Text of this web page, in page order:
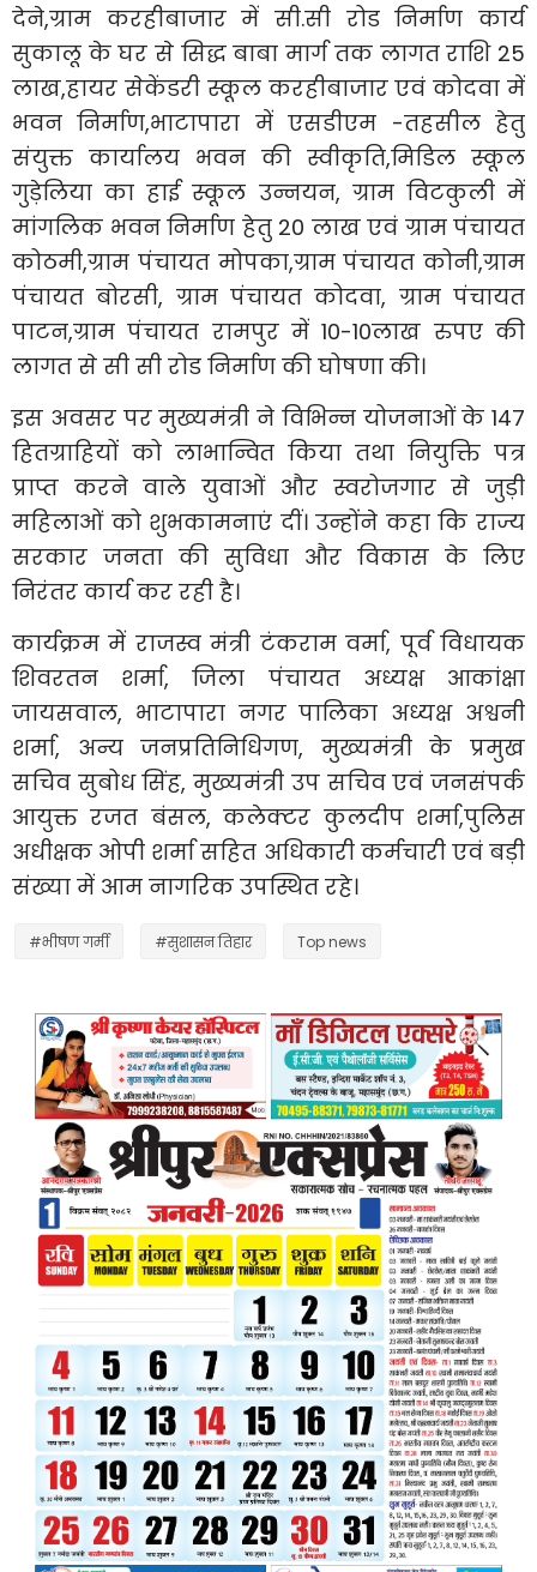
देने,ग्राम करहीबाजार में सी.सी रोड निर्माण कार्य
सुकालू के घर से सिद्ध बाबा मार्ग तक लागत राशि 25
लाख,हायर सेकेंडरी स्कूल करहीबाजार एवं कोदवा में
भवन निर्माण,भाटापारा में एसडीएम -तहसील हेतु
संयुक्त कार्यालय भवन की स्वीकृति,मिडिल स्कूल
गुड़ेलिया का हाई स्कूल उन्नयन, ग्राम विटकुली में
मांगलिक भवन निर्माण हेतु 20 लाख एवं ग्राम पंचायत
कोठमी,ग्राम पंचायत मोपका,ग्राम पंचायत कोनी,ग्राम
पंचायत बोरसी, ग्राम पंचायत कोदवा, ग्राम पंचायत
पाटन,ग्राम पंचायत रामपुर में 10-10लाख रुपए की
लागत से सी सी रोड निर्माण की घोषणा की।
इस अवसर पर मुख्यमंत्री ने विभिन्न योजनाओं के 147
हितग्राहियों को लाभान्वित किया तथा नियुक्ति पत्र
प्राप्त करने वाले युवाओं और स्वरोजगार से जुड़ी
महिलाओं को शुभकामनाएं दीं। उन्होंने कहा कि राज्य
सरकार जनता की सुविधा और विकास के लिए
निरंतर कार्य कर रही है।
कार्यक्रम में राजस्व मंत्री टंकराम वर्मा, पूर्व विधायक
शिवरतन शर्मा, जिला पंचायत अध्यक्ष आकांक्षा
जायसवाल, भाटापारा नगर पालिका अध्यक्ष अश्वनी
शर्मा, अन्य जनप्रतिनिधिगण, मुख्यमंत्री के प्रमुख
सचिव सुबोध सिंह, मुख्यमंत्री उप सचिव एवं जनसंपर्क
आयुक्त रजत बंसल, कलेक्टर कुलदीप शर्मा,पुलिस
अधीक्षक ओपी शर्मा सहित अधिकारी कर्मचारी एवं बड़ी
संख्या में आम नागरिक उपस्थित रहे।
#भीषण गर्मी #सुशासन तिहार Top news